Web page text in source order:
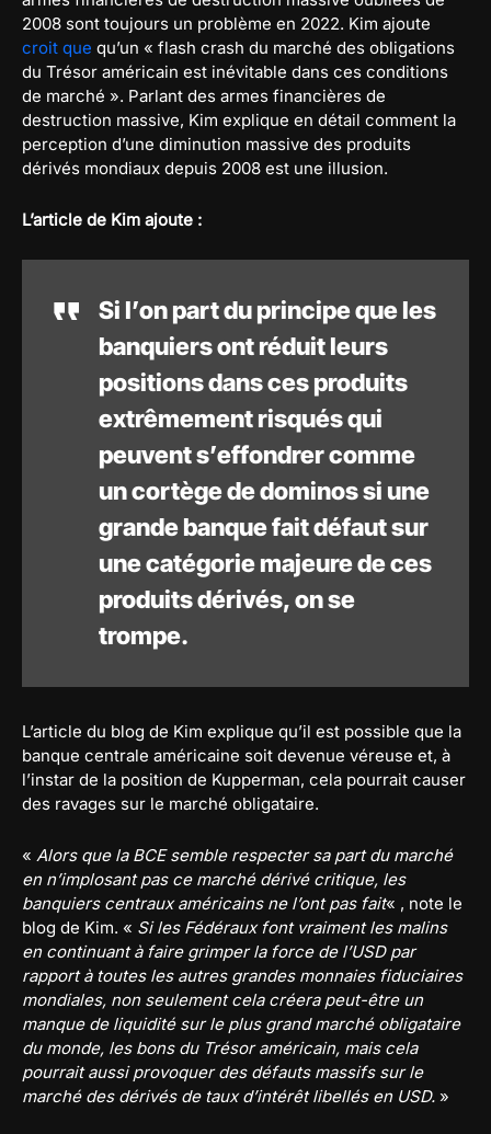
2008 sont toujours un problème en 2022. Kim ajoute
croit que qu’un « flash crash du marché des obligations
du Trésor américain est inévitable dans ces conditions
de marché ». Parlant des armes financières de
destruction massive, Kim explique en détail comment la
perception d’une diminution massive des produits
dérivés mondiaux depuis 2008 est une illusion.
L’article de Kim ajoute :
Si l’on part du principe que les
banquiers ont réduit leurs
positions dans ces produits
extrêmement risqués qui
peuvent s’effondrer comme
un cortège de dominos si une
grande banque fait défaut sur
une catégorie majeure de ces
produits dérivés, on se
trompe.
L’article du blog de Kim explique qu’il est possible que la
banque centrale américaine soit devenue véreuse et, à
l’instar de la position de Kupperman, cela pourrait causer
des ravages sur le marché obligataire.
« Alors que la BCE semble respecter sa part du marché
en n’implosant pas ce marché dérivé critique, les
banquiers centraux américains ne l’ont pas fait« , note le
blog de Kim. « Si les Fédéraux font vraiment les malins
en continuant à faire grimper la force de l’USD par
rapport à toutes les autres grandes monnaies fiduciaires
mondiales, non seulement cela créera peut-être un
manque de liquidité sur le plus grand marché obligataire
du monde, les bons du Trésor américain, mais cela
pourrait aussi provoquer des défauts massifs sur le
marché des dérivés de taux d’intérêt libellés en USD. »